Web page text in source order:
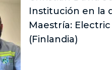
Institución en la
Maestría:
(Finlandia)